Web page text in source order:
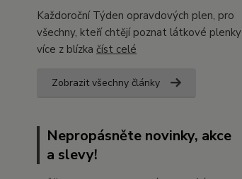
Každoroční Týden opravdových plen, pro
všechny, kteří chtějí poznat látkové plenky
více z blízka číst celé
Zobrazit všechny články
Nepropásněte novinky, akce
a slevy!